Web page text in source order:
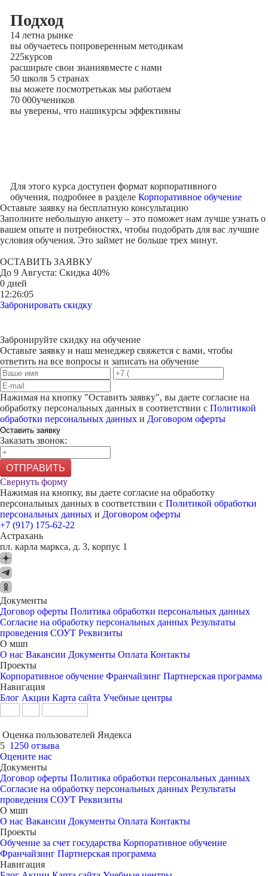
Подход
14 летна рынке
вы обучаетесь попроверенным методикам
225курсов
расширьте свои знаниявместе с нами
50 школв 5 странах
вы можете посмотретькак мы работаем
70 000учеников
вы уверены, что нашикурсы эффективны
Для этого курса доступен формат корпоративного
обучения, подробнее в разделе Корпоративное обучение
Оставьте заявку на бесплатную консультацию
Заполните небольшую анкету – это поможет нам лучше узнать о
вашем опыте и потребностях, чтобы подобрать для вас лучшие
условия обучения. Это займет не больше трех минут.
ОСТАВИТЬ ЗАЯВКУ
До 9 Августа: Скидка 40%
0 дней
12:26:05
Забронировать скидку
Забронируйте скидку на обучение
Оставьте заявку и наш менеджер свяжется с вами, чтобы
ответить на все вопросы и записать на обучение
Нажимая на кнопку "Оставить заявку", вы даете согласие на
обработку персональных данных в соответствии с Политикой
обработки персональных данных и Договором оферты
Оставить заявку
Заказать звонок:
ОТПРАВИТЬ
Свернуть форму
Нажимая на кнопку, вы даете согласие на обработку
персональных данных в соответствии с Политикой обработки
персональных данных и Договором оферты
+7 (917) 175-62-22
Астрахань
пл. карла маркса, д. 3, корпус 1
Документы
Договор оферты Политика обработки персональных данных
Согласие на обработку персональных данных Результаты
проведения СОУТ Реквизиты
О мшп
О нас Вакансии Документы Оплата Контакты
Проекты
Корпоративное обучение Франчайзинг Партнерская программа
Навигация
Блог Акции Карта сайта Учебные центры
Оценка пользователей Яндекса
5 1250 отзыва
Оцените нас
Документы
Договор оферты Политика обработки персональных данных
Согласие на обработку персональных данных Результаты
проведения СОУТ Реквизиты
О мшп
О нас Вакансии Документы Оплата Контакты
Проекты
Обучение за счет государства Корпоративное обучение
Франчайзинг Партнерская программа
Навигация